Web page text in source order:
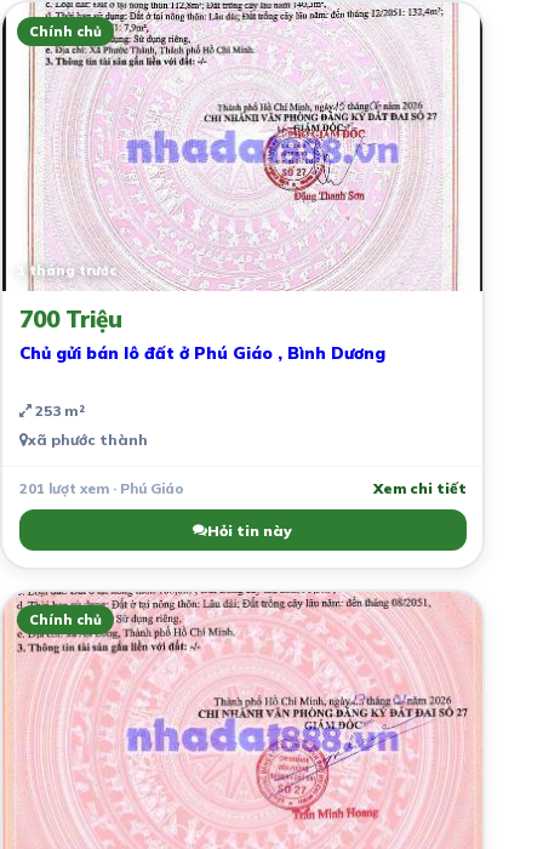
Chính chủ
1 tháng trước
700 Triệu
Chủ gửi bán lô đất ở Phú Giáo , Bình Dương
253 m²
xã phước thành
201 lượt xem · Phú Giáo Xem chi tiết
Hỏi tin này
Chính chủ